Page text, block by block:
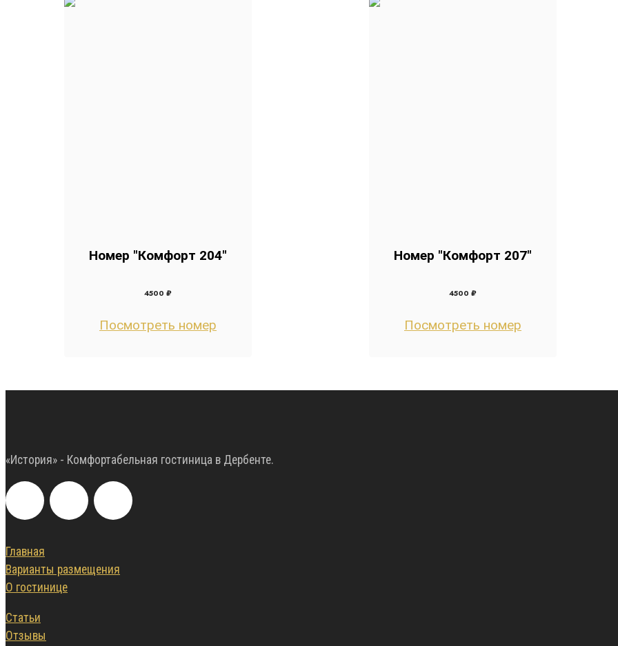
Номер "Комфорт 204"
4500 ₽
Посмотреть номер
Номер "Комфорт 207"
4500 ₽
Посмотреть номер
«История» - Комфортабельная гостиница в Дербенте.
Главная
Варианты размещения
О гостинице
Статьи
Отзывы